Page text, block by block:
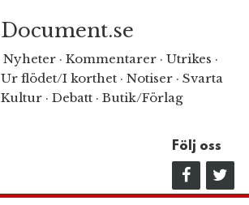
Document.se
Nyheter· Kommentarer· Utrikes ·
Ur flödet/I korthet · Notiser · Svarta
Kultur · Debatt · Butik/Förlag
Följ oss